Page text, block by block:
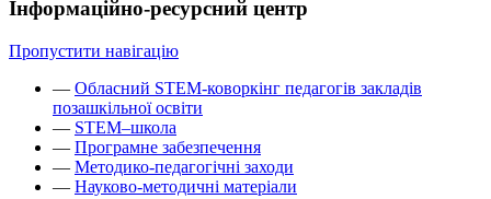
Інформаційно-ресурсний центр
Пропустити навігацію
— Обласний STEM-коворкінг педагогів закладів
позашкільної освіти
— STEM–школа
— Програмне забезпечення
— Методико-педагогічні заходи
— Науково-методичні матеріали